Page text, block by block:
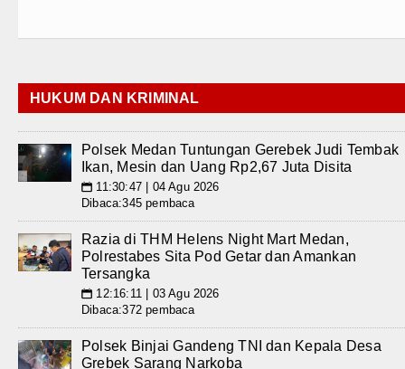
HUKUM DAN KRIMINAL
Polsek Medan Tuntungan Gerebek Judi Tembak
Ikan, Mesin dan Uang Rp2,67 Juta Disita
📅 11:30:47 | 04 Agu 2026
Dibaca:345 pembaca
Razia di THM Helens Night Mart Medan,
Polrestabes Sita Pod Getar dan Amankan
Tersangka
📅 12:16:11 | 03 Agu 2026
Dibaca:372 pembaca
Polsek Binjai Gandeng TNI dan Kepala Desa
Grebek Sarang Narkoba